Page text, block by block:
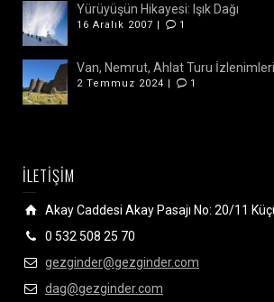
Yürüyüşün Hikayesi: Işık Dağı
16 Aralık 2007 | 1
Van, Nemrut, Ahlat Turu İzlenimleri
2 Temmuz 2024 | 1
İLETİŞİM
Akay Caddesi Akay Pasajı No: 20/11
0 532 508 25 70
gezginder@gezginder.com
dag@gezginder.com